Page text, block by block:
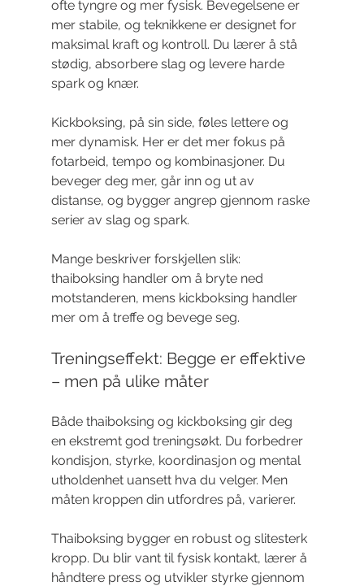
ofte tyngre og mer fysisk. Bevegelsene er
mer stabile, og teknikkene er designet for
maksimal kraft og kontroll. Du lærer å stå
stødig, absorbere slag og levere harde
spark og knær.
Kickboksing, på sin side, føles lettere og
mer dynamisk. Her er det mer fokus på
fotarbeid, tempo og kombinasjoner. Du
beveger deg mer, går inn og ut av
distanse, og bygger angrep gjennom raske
serier av slag og spark.
Mange beskriver forskjellen slik:
thaiboksing handler om å bryte ned
motstanderen, mens kickboksing handler
mer om å treffe og bevege seg.
Treningseffekt: Begge er effektive
– men på ulike måter
Både thaiboksing og kickboksing gir deg
en ekstremt god treningsøkt. Du forbedrer
kondisjon, styrke, koordinasjon og mental
utholdenhet uansett hva du velger. Men
måten kroppen din utfordres på, varierer.
Thaiboksing bygger en robust og slitesterk
kropp. Du blir vant til fysisk kontakt, lærer å
håndtere press og utvikler styrke gjennom